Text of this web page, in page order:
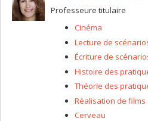
Professeure titulaire
Cinéma
Lecture de
Écriture de
Histoire des
Théorie des
Réalisation de films
Cerveau